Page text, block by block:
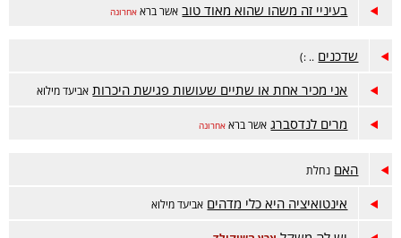
בעיניי זה משהו שהוא מאוד טוב אשר ברא אחרונה
שדכנים .. :)
אני מכיר אחת או שתיים שעושות פגישת היכרות אביעד מילוא
מרים לנדסברג אשר ברא אחרונה
האם נחלת
אינטואיציה היא כלי מדהים אביעד מילוא